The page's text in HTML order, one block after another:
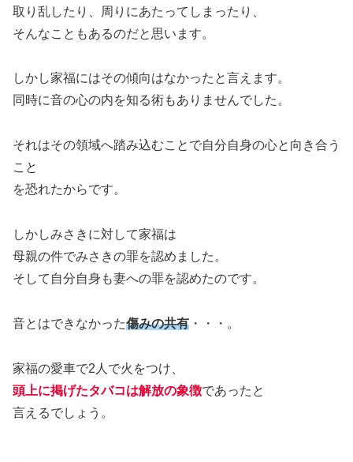
取り乱したり、周りにあたってしまったり、
そんなこともあるのだと思います。
しかし家福にはその傾向はなかったと言えます。
同時に音の心の内を知る術もありませんでした。
それはその領域へ踏み込むことで自分自身の心と向き合う
こと
を恐れたからです。
しかしみさきに対して家福は
母親の件でみさきの罪を認めました。
そして自分自身も妻への罪を認めたのです。
音とはできなかった傷みの共有 ・・・。
家福の愛車で2人で火をつけ、
頭上に掲げたタバコは解放の象徴であったと
言えるでしょう。